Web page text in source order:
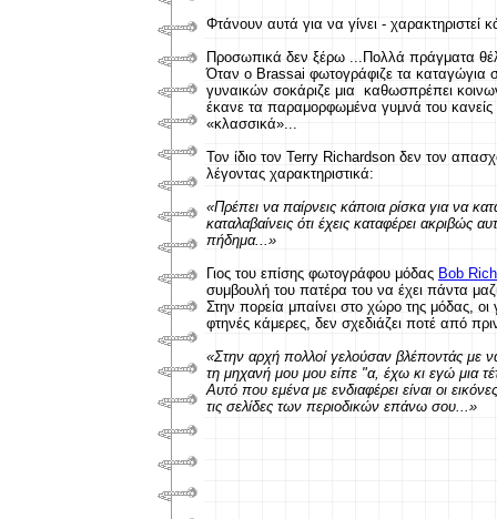
Φτάνουν αυτά για να γίνει - χαρακτηριστεί
Προσωπικά δεν ξέρω ...Πολλά πράγματα
Όταν ο Brassai φωτογράφιζε τα καταγώγια
γυναικών σοκάριζε μια καθωσπρέπει
έκανε τα παραμορφωμένα γυμνά του κανείς
«κλασσικά»...
Τον ίδιο τον Terry Richardson δεν τον
λέγοντας χαρακτηριστικά:
«Πρέπει να παίρνεις κάποια ρίσκα για να
καταλαβαίνεις ότι έχεις καταφέρει ακριβώς
πήδημα...»
Γιος του επίσης φωτογράφου μόδας Bob
συμβουλή του πατέρα του να έχει πάντα
Στην πορεία μπαίνει στο χώρο της μόδας,
φτηνές κάμερες, δεν σχεδιάζει ποτέ από
«Στην αρχή πολλοί γελούσαν βλέποντάς με
τη μηχανή μου μου είπε "α, έχω κι εγώ μια
Aυτό που εμένα με ενδιαφέρει είναι οι
τις σελίδες των περιοδικών επάνω σου...»